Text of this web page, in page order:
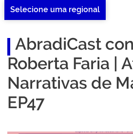
Selecione uma regional
AbradiCast
Roberta Faria |
Narrativas de
EP47